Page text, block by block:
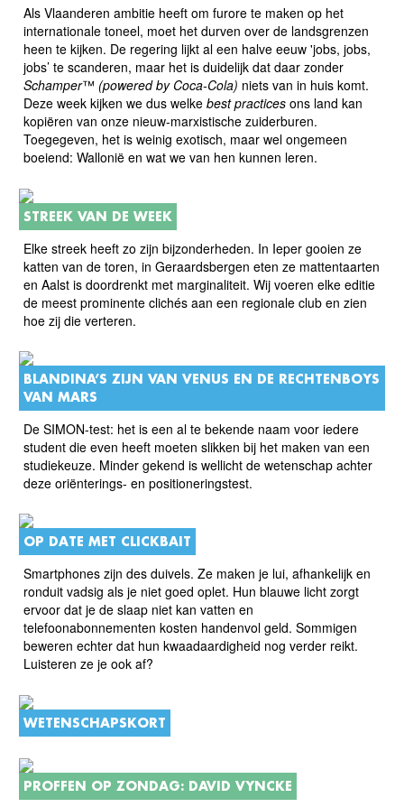
Als Vlaanderen ambitie heeft om furore te maken op het
internationale toneel, moet het durven over de landsgrenzen
heen te kijken. De regering lijkt al een halve eeuw 'jobs, jobs,
jobs’ te scanderen, maar het is duidelijk dat daar zonder
Schamper™ (powered by Coca-Cola) niets van in huis komt.
Deze week kijken we dus welke best practices ons land kan
kopiëren van onze nieuw-marxistische zuiderburen.
Toegegeven, het is weinig exotisch, maar wel ongemeen
boeiend: Wallonië en wat we van hen kunnen leren.
STREEK VAN DE WEEK
Elke streek heeft zo zijn bijzonderheden. In Ieper gooien ze
katten van de toren, in Geraardsbergen eten ze mattentaarten
en Aalst is doordrenkt met marginaliteit. Wij voeren elke editie
de meest prominente clichés aan een regionale club en zien
hoe zij die verteren.
BLANDINA’S ZIJN VAN VENUS EN DE RECHTENBOYS
VAN MARS
De SIMON-test: het is een al te bekende naam voor iedere
student die even heeft moeten slikken bij het maken van een
studiekeuze. Minder gekend is wellicht de wetenschap achter
deze oriënterings- en positioneringstest.
OP DATE MET CLICKBAIT
Smartphones zijn des duivels. Ze maken je lui, afhankelijk en
ronduit vadsig als je niet goed oplet. Hun blauwe licht zorgt
ervoor dat je de slaap niet kan vatten en
telefoonabonnementen kosten handenvol geld. Sommigen
beweren echter dat hun kwaadaardigheid nog verder reikt.
Luisteren ze je ook af?
WETENSCHAPSKORT
PROFFEN OP ZONDAG: DAVID VYNCKE